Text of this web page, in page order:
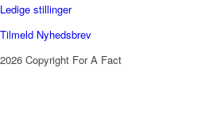
Ledige stillinger
Tilmeld Nyhedsbrev
2026 Copyright For A Fact